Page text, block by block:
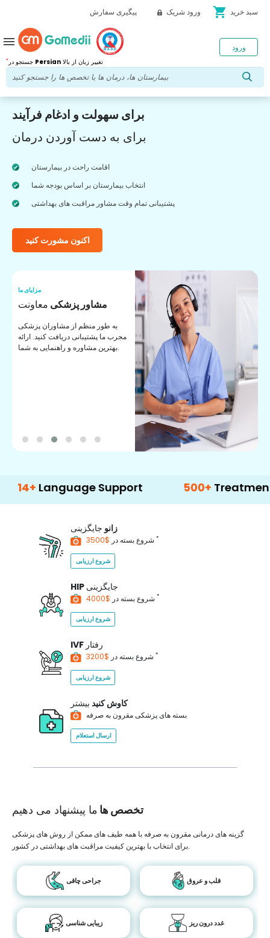
پیگیری سفارش ورود شریک shopping_cart سبد خرید
* Persian تغییر زبان از بالا
ورود menu
برای سهولت و ادغام فرآیند
برای به دست آوردن درمان
اقامت راحت در بیمارستان
انتخاب بیمارستان بر اساس بودجه شما
پشتیبانی تمام وقت مشاور مراقبت های بهداشتی
اکنون مشورت کنید
مزایای ما
مشاور پزشکی معاونت
به طور منظم از مشاوران پزشکی
مجرب ما پشتیبانی دریافت کنید. ارائه
بهترین مشاوره و راهنمایی به شما.
Support 500+ Treatment
زانو جایگزینی
شروع بسته در *
شروع ارزیابی
HIP جایگزینی
شروع بسته در *
شروع ارزیابی
IVF رفتار
شروع بسته در *
شروع ارزیابی
کاوش کنید بیشتر
بسته های پزشکی مقرون به صرفه
ارسال استعلام
تخصص ها ما پیشنهاد می دهیم
گزینه های درمانی مقرون به صرفه با همه طیف های ممکن از روش های پزشکی
برای انتخاب با بهترین کیفیت مراقبت های بهداشتی در کشور.
جراحی چاقی قلب و عروق
زیبایی شناسی غدد درون ریز